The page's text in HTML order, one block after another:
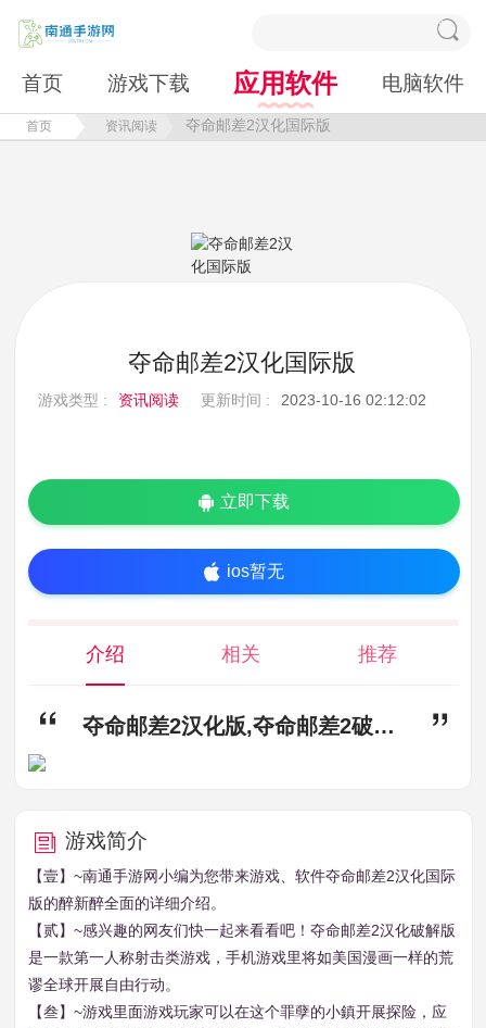
首页 游戏下载 应用软件 电脑软件
首页 资讯阅读 夺命邮差2汉化国际版
夺命邮差2汉化国际版
游戏类型 : 资讯阅读 更新时间 : 2023-10-16 02:12:02
立即下载
ios暂无
介绍 相关 推荐
夺命邮差2汉化版,夺命邮差2破解版,夺命邮差2中文版
游戏简介
【壹】~南通手游网小编为您带来游戏、软件夺命邮差2汉化国际
版的醉新醉全面的详细介绍。
【贰】~感兴趣的网友们快一起来看看吧！夺命邮差2汉化破解版
是一款第一人称射击类游戏，手机游戏里将如美国漫画一样的荒
谬全球开展自由行动。
【叁】~游戏里面游戏玩家可以在这个罪孽的小鎮开展探险，应